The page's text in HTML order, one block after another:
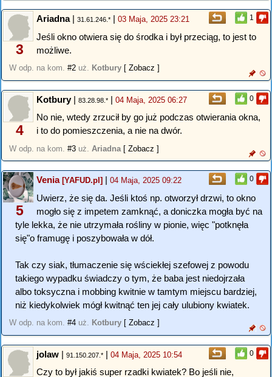
1
3
Ariadna| 31.61.246.* | 03 Maja, 2025 23:21
Jeśli okno otwiera się do środka i był przeciąg, to jest to
możliwe.
W odp. na kom. #2 uż. Kotbury [ Zobacz ]
0
4
Kotbury| 83.28.98.* | 04 Maja, 2025 06:27
No nie, wtedy zrzucił by go już podczas otwierania okna,
i to do pomieszczenia, a nie na dwór.
W odp. na kom. #3 uż. Ariadna [ Zobacz ]
0
5
Venia[YAFUD.pl] | 04 Maja, 2025 09:22
Uwierz, że się da. Jeśli ktoś np. otworzył drzwi, to okno
mogło się z impetem zamknąć, a doniczka mogła być na
tyle lekka, że nie utrzymała rośliny w pionie, więc "potknęła
się"o framugę i poszybowała w dół.
Tak czy siak, tłumaczenie się wściekłej szefowej z powodu
takiego wypadku świadczy o tym, że baba jest niedojrzała
albo toksyczna i mobbing kwitnie w tamtym miejscu bardziej,
niż kiedykolwiek mógł kwitnąć ten jej cały ulubiony kwiatek.
W odp. na kom. #4 uż. Kotbury [ Zobacz ]
0
jolaw | 91.150.207.* | 04 Maja, 2025 10:54
Czy to był jakiś super rzadki kwiatek? Bo jeśli nie,